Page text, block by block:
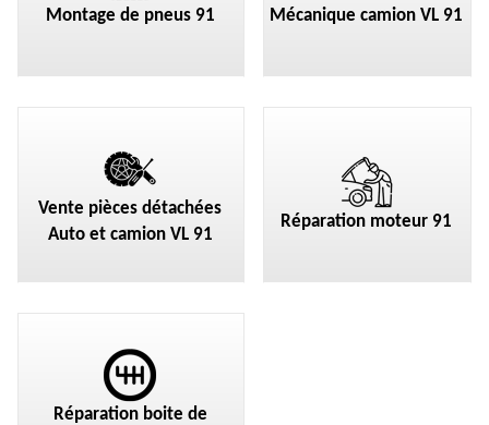
Montage de pneus 91 Mécanique camion VL 91
Vente pièces détachées
Auto et camion VL 91
Réparation moteur 91
Réparation boite de